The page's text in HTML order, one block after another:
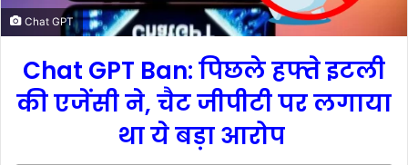
Chat GPT
Chat GPT Ban: पिछले हफ्ते इटली
की एजेंसी ने, चैट जीपीटी पर लगाया
था ये बड़ा आरोप